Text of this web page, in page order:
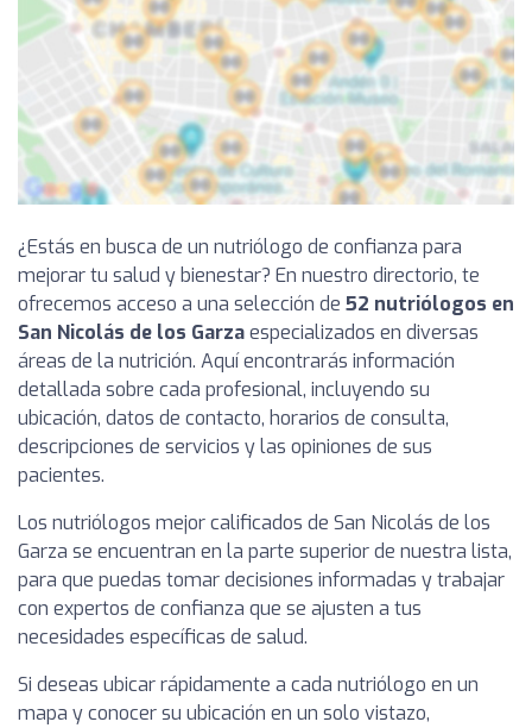
¿Estás en busca de un nutriólogo de confianza para
mejorar tu salud y bienestar? En nuestro directorio, te
ofrecemos acceso a una selección de 52 nutriólogos en
San Nicolás de los Garzaespecializados en diversas
áreas de la nutrición. Aquí encontrarás información
detallada sobre cada profesional, incluyendo su
ubicación, datos de contacto, horarios de consulta,
descripciones de servicios y las opiniones de sus
pacientes.
Los nutriólogos mejor calificados de San Nicolás de los
Garza se encuentran en la parte superior de nuestra lista,
para que puedas tomar decisiones informadas y trabajar
con expertos de confianza que se ajusten a tus
necesidades específicas de salud.
Si deseas ubicar rápidamente a cada nutriólogo en un
mapa y conocer su ubicación en un solo vistazo,